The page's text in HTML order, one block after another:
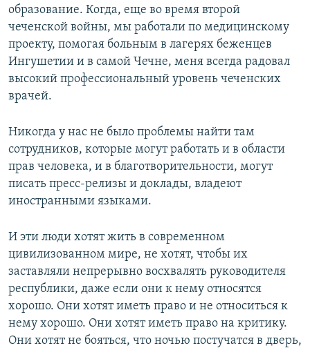
образование. Когда, еще во время второй
чеченской войны, мы работали по медицинскому
проекту, помогая больным в лагерях беженцев
Ингушетии и в самой Чечне, меня всегда радовал
высокий профессиональный уровень чеченских
врачей.
Никогда у нас не было проблемы найти там
сотрудников, которые могут работать и в области
прав человека, и в благотворительности, могут
писать пресс-релизы и доклады, владеют
иностранными языками.
И эти люди хотят жить в современном
цивилизованном мире, не хотят, чтобы их
заставляли непрерывно восхвалять руководителя
республики, даже если они к нему относятся
хорошо. Они хотят иметь право и не относиться к
нему хорошо. Они хотят иметь право на критику.
Они хотят не бояться, что ночью постучатся в дверь,